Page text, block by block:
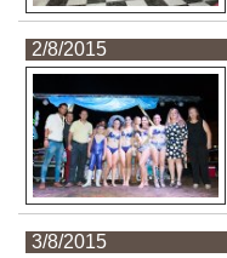
2/8/2015
3/8/2015